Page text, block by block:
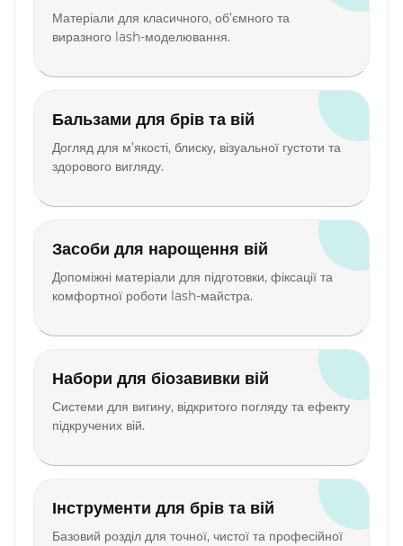
Матеріали для класичного, об’ємного та
виразного lash-моделювання.
Бальзами для брів та вій
Догляд для м’якості, блиску, візуальної густоти та
здорового вигляду.
Засоби для нарощення вій
Допоміжні матеріали для підготовки, фіксації та
комфортної роботи lash-майстра.
Набори для біозавивки вій
Системи для вигину, відкритого погляду та ефекту
підкручених вій.
Інструменти для брів та вій
Базовий розділ для точної, чистої та професійної